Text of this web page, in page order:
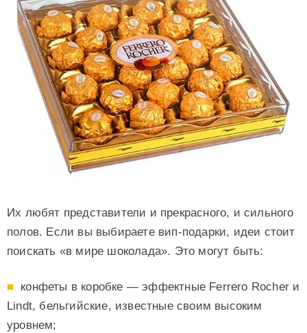
Их любят представители и прекрасного, и сильного
полов. Если вы выбираете вип-подарки, идеи стоит
поискать «в мире шоколада». Это могут быть:
конфеты в коробке — эффектные Ferrero Rocher и
Lindt, бельгийские, известные своим высоким
уровнем;